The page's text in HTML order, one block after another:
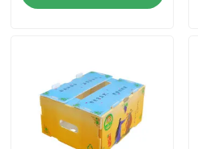
Produkte
Videos